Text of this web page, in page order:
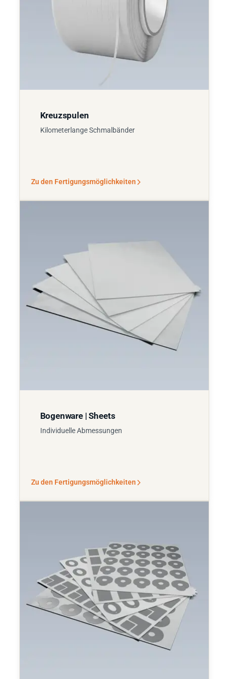
Kreuzspulen
Kilometerlange Schmalbänder
Zu den Fertigungsmöglichkeiten
Bogenware | Sheets
Individuelle Abmessungen
Zu den Fertigungsmöglichkeiten